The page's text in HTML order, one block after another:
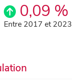
0,09 %
Entre 2017 et 2023